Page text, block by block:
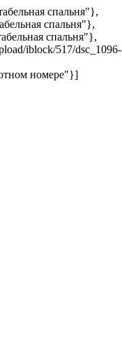
спальня"},
спальня"},
спальня"},
iblock/517/dsc_1096-
номере"}]